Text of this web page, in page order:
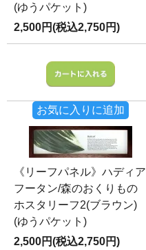
(ゆうパケット)
2,500円(税込2,750円)
お気に入りに追加
《リーフパネル》ハディア
フータン/森のおくりもの
ホスタリーフ2(ブラウン)
(ゆうパケット)
2,500円(税込2,750円)